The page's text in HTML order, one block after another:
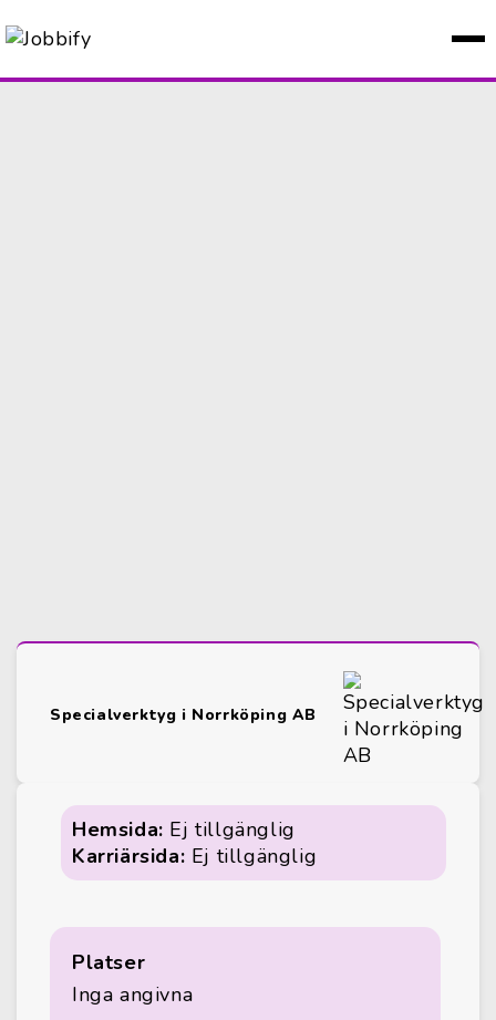
Specialverktyg i Norrköping AB
Hemsida: Ej tillgänglig
Karriärsida: Ej tillgänglig
Platser
Inga angivna